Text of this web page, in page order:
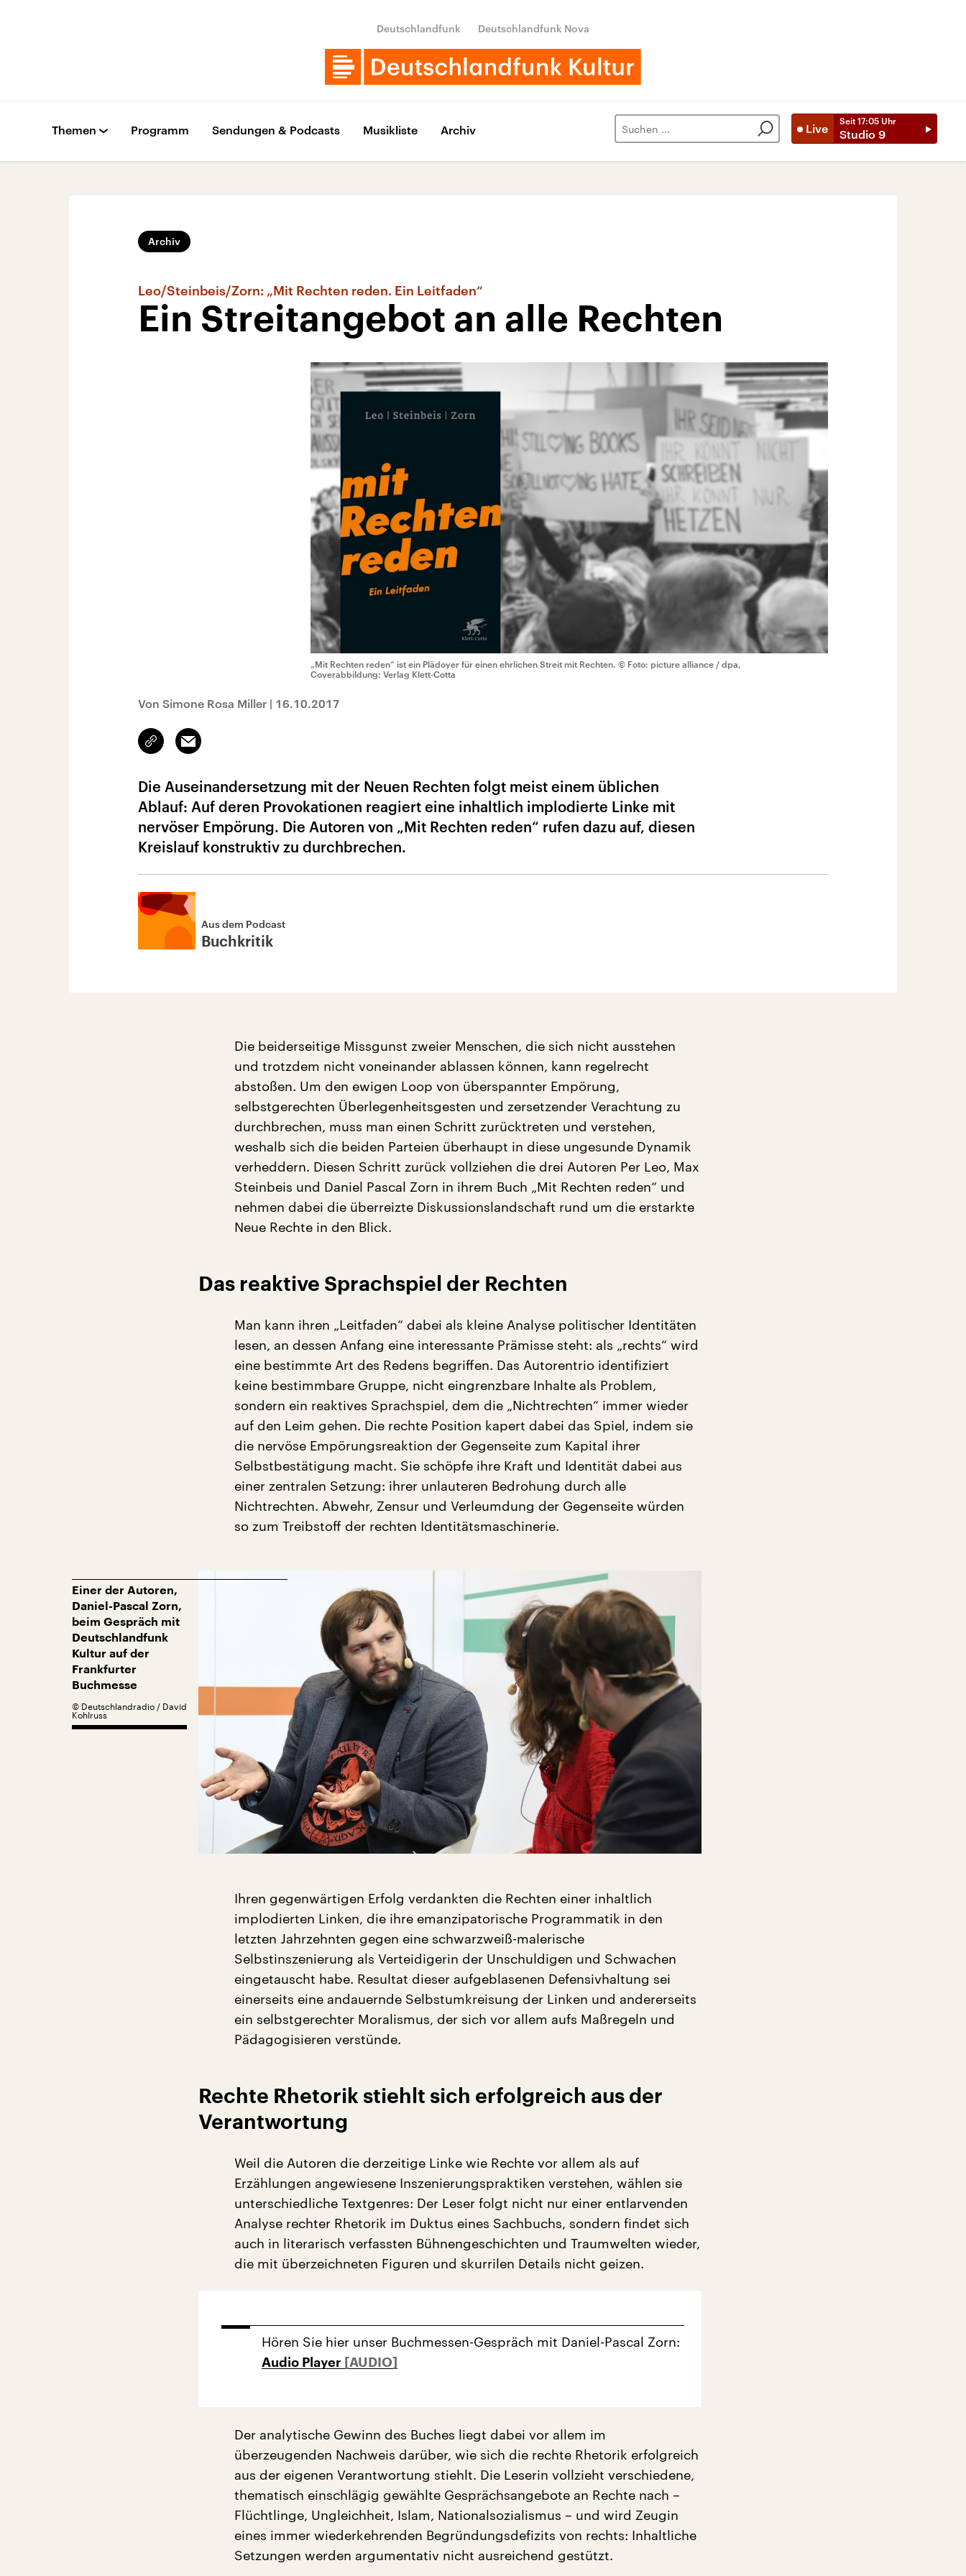
Deutschlandfunk Deutschlandfunk Nova
Live
Seit 17:05 Uhr
Studio 9
Themen Programm Sendungen & Podcasts Musikliste Archiv
Archiv
Leo/Steinbeis/Zorn: „Mit Rechten reden. Ein Leitfaden“
Ein Streitangebot an alle Rechten
„Mit Rechten reden“ ist ein Plädoyer für einen ehrlichen Streit mit Rechten. © Foto: picture alliance / dpa,
Coverabbildung: Verlag Klett-Cotta
Von Simone Rosa Miller | 16.10.2017
Link
kopieren/teilen
Email
Die Auseinandersetzung mit der Neuen Rechten folgt meist einem üblichen
Ablauf: Auf deren Provokationen reagiert eine inhaltlich implodierte Linke mit
nervöser Empörung. Die Autoren von „Mit Rechten reden“ rufen dazu auf, diesen
Kreislauf konstruktiv zu durchbrechen.
Aus dem Podcast
Buchkritik
Die beiderseitige Missgunst zweier Menschen, die sich nicht ausstehen
und trotzdem nicht voneinander ablassen können, kann regelrecht
abstoßen. Um den ewigen Loop von überspannter Empörung,
selbstgerechten Überlegenheitsgesten und zersetzender Verachtung zu
durchbrechen, muss man einen Schritt zurücktreten und verstehen,
weshalb sich die beiden Parteien überhaupt in diese ungesunde Dynamik
verheddern. Diesen Schritt zurück vollziehen die drei Autoren Per Leo, Max
Steinbeis und Daniel Pascal Zorn in ihrem Buch „Mit Rechten reden“ und
nehmen dabei die überreizte Diskussionslandschaft rund um die erstarkte
Neue Rechte in den Blick.
Das reaktive Sprachspiel der Rechten
Man kann ihren „Leitfaden“ dabei als kleine Analyse politischer Identitäten
lesen, an dessen Anfang eine interessante Prämisse steht: als „rechts“ wird
eine bestimmte Art des Redens begriffen. Das Autorentrio identifiziert
keine bestimmbare Gruppe, nicht eingrenzbare Inhalte als Problem,
sondern ein reaktives Sprachspiel, dem die „Nichtrechten“ immer wieder
auf den Leim gehen. Die rechte Position kapert dabei das Spiel, indem sie
die nervöse Empörungsreaktion der Gegenseite zum Kapital ihrer
Selbstbestätigung macht. Sie schöpfe ihre Kraft und Identität dabei aus
einer zentralen Setzung: ihrer unlauteren Bedrohung durch alle
Nichtrechten. Abwehr, Zensur und Verleumdung der Gegenseite würden
so zum Treibstoff der rechten Identitätsmaschinerie.
Einer der Autoren,
Daniel-Pascal Zorn,
beim Gespräch mit
Deutschlandfunk
Kultur auf der
Frankfurter
Buchmesse
© Deutschlandradio / David
Kohlruss
Ihren gegenwärtigen Erfolg verdankten die Rechten einer inhaltlich
implodierten Linken, die ihre emanzipatorische Programmatik in den
letzten Jahrzehnten gegen eine schwarzweiß-malerische
Selbstinszenierung als Verteidigerin der Unschuldigen und Schwachen
eingetauscht habe. Resultat dieser aufgeblasenen Defensivhaltung sei
einerseits eine andauernde Selbstumkreisung der Linken und andererseits
ein selbstgerechter Moralismus, der sich vor allem aufs Maßregeln und
Pädagogisieren verstünde.
Rechte Rhetorik stiehlt sich erfolgreich aus der
Verantwortung
Weil die Autoren die derzeitige Linke wie Rechte vor allem als auf
Erzählungen angewiesene Inszenierungspraktiken verstehen, wählen sie
unterschiedliche Textgenres: Der Leser folgt nicht nur einer entlarvenden
Analyse rechter Rhetorik im Duktus eines Sachbuchs, sondern findet sich
auch in literarisch verfassten Bühnengeschichten und Traumwelten wieder,
die mit überzeichneten Figuren und skurrilen Details nicht geizen.
Hören Sie hier unser Buchmessen-Gespräch mit Daniel-Pascal Zorn:
Audio Player
Der analytische Gewinn des Buches liegt dabei vor allem im
überzeugenden Nachweis darüber, wie sich die rechte Rhetorik erfolgreich
aus der eigenen Verantwortung stiehlt. Die Leserin vollzieht verschiedene,
thematisch einschlägig gewählte Gesprächsangebote an Rechte nach –
Flüchtlinge, Ungleichheit, Islam, Nationalsozialismus – und wird Zeugin
eines immer wiederkehrenden Begründungsdefizits von rechts: Inhaltliche
Setzungen werden argumentativ nicht ausreichend gestützt.